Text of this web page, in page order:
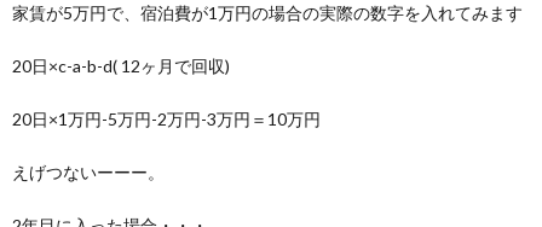
家賃が5万円で、宿泊費が1万円の場合の実際の数字を入れてみます
20日×c-a-b-d( 12ヶ月で回収)
20日×1万円-5万円-2万円-3万円＝10万円
えげつないーーー。